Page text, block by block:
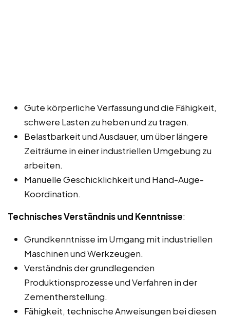
Gute körperliche Verfassung und die Fähigkeit,
schwere Lasten zu heben und zu tragen.
Belastbarkeit und Ausdauer, um über längere
Zeiträume in einer industriellen Umgebung zu
arbeiten.
Manuelle Geschicklichkeit und Hand-Auge-
Koordination.
Technisches Verständnis und Kenntnisse:
Grundkenntnisse im Umgang mit industriellen
Maschinen und Werkzeugen.
Verständnis der grundlegenden
Produktionsprozesse und Verfahren in der
Zementherstellung.
Fähigkeit, technische Anweisungen bei diesen